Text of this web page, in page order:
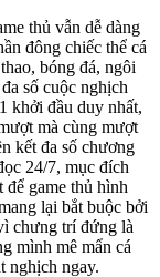
thủ vẫn dễ dàng
đông chiếc thể cá
bóng đá, ngôi
số cuộc nghịch
khởi đầu duy nhất,
mà cùng mượt
kết đa số chương
24/7, mục đích
game thủ hình
lại bắt buộc bởi
chưng trí đứng là
mình mê mẩn cá
nghịch ngay.